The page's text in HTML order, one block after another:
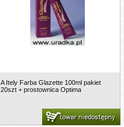
A Itely Farba Glazette 100ml pakiet
20szt + prostownica Optima
towar niedostępny